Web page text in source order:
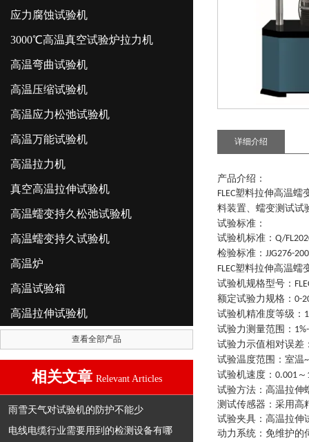
应力腐蚀试验机
3000℃高温真空试验炉拉力机
高温弯曲试验机
高温压缩试验机
高温应力松弛试验机
高温万能试验机
高温拉力机
真空高温拉伸试验机
高温蠕变持久松弛试验机
高温蠕变持久试验机
高温炉
高温试验箱
高温拉伸试验机
查看全部产品
相关文章 Relevant Articles
雨雪天气对试验机的防护不能少
电线电缆行业需要用到的检测设备有哪
详细介绍
产品介绍：
FLEC塑料拉伸高温蠕
料装置、蠕变测试试
试验标准：
试验机标准 ： Q/
检验标准 ： JJG276-
FLEC塑料拉伸高温蠕
试验机规格型号 ：
额定试验力规格 ： 0-
试验机精准度等级 ： 1
试验力测量范围 ：
试验力示值相对误差
试验温度范围 ： 室温
试验机速度 ： 0.001 ～
试验方法 ： 高温拉伸
测试传感器 ： 采用高
试验夹具 ： 高温拉伸
动力系统 ： 免维护的